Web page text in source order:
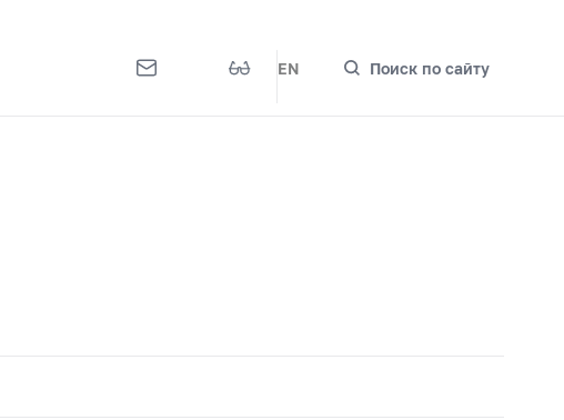
EN Поиск по сайту